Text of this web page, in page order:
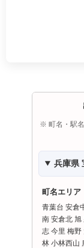
※ 町名・駅
兵庫県
町名エリア
青葉台 安倉
南 安倉北 旭
志 今里 梅野
林 小林西山
す台 仁川清
仁川高丸
見ガ丘 仁川
川台 野上